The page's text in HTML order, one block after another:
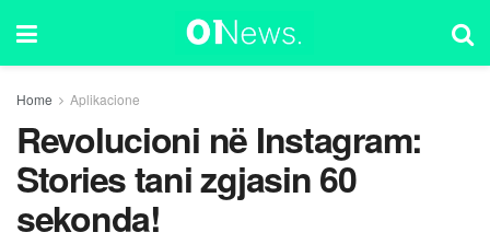
Home Aplikacione
Revolucioni në Instagram:
Stories tani zgjasin 60
sekonda!